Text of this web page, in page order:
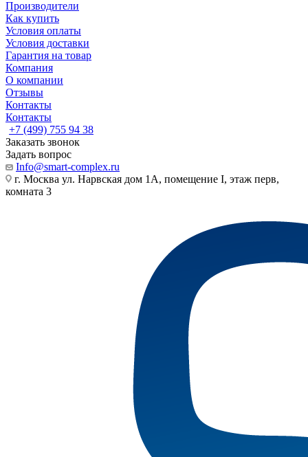
Производители
Как купить
Условия оплаты
Условия доставки
Гарантия на товар
Компания
О компании
Отзывы
Контакты
Контакты
+7 (499) 755 94 38
Заказать звонок
Задать вопрос
Info@smart-complex.ru
г. Москва ул. Нарвская дом 1А, помещение I, этаж перв,
комната 3